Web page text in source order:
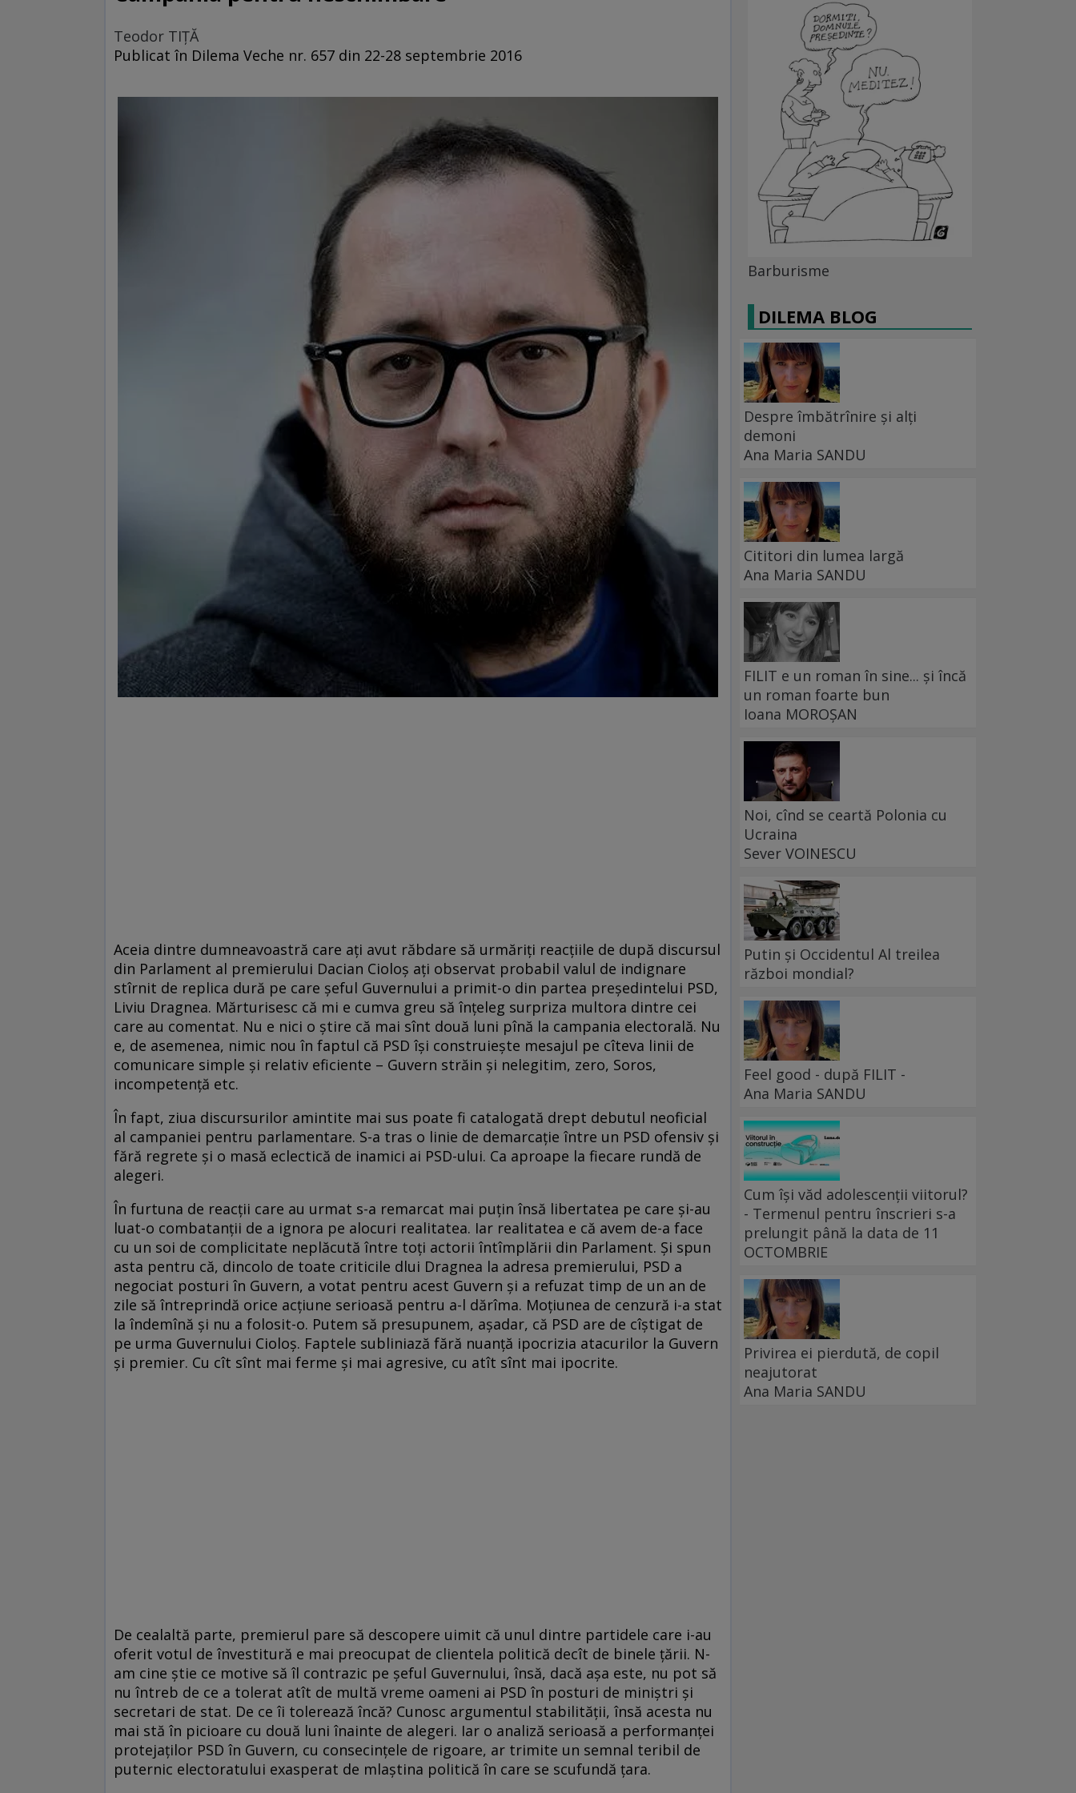
Teodor TIŢĂ
Publicat în Dilema Veche nr. 657 din 22-28 septembrie 2016
Aceia dintre dumneavoastră care ați avut răbdare să urmăriți reacțiile de după discursul
din Parlament al premierului Dacian Cioloș ați observat probabil valul de indignare
stîrnit de replica dură pe care șeful Guvernului a primit-o din partea președintelui PSD,
Liviu Dragnea. Mărturisesc că mi e cumva greu să înțeleg surpriza multora dintre cei
care au comentat. Nu e nici o știre că mai sînt două luni pînă la campania electorală. Nu
e, de asemenea, nimic nou în faptul că PSD își construiește mesajul pe cîteva linii de
comunicare simple și relativ eficiente – Guvern străin și nelegitim, zero, Soros,
incompetență etc.
În fapt, ziua discursurilor amintite mai sus poate fi catalogată drept debutul neoficial
al campaniei pentru parlamentare. S-a tras o linie de demarcație între un PSD ofensiv și
fără regrete și o masă eclectică de inamici ai PSD-ului. Ca aproape la fiecare rundă de
alegeri.
În furtuna de reacții care au urmat s-a remarcat mai puțin însă libertatea pe care și-au
luat-o combatanții de a ignora pe alocuri realitatea. Iar realitatea e că avem de-a face
cu un soi de complicitate neplăcută între toți actorii întîmplării din Parlament. Și spun
asta pentru că, dincolo de toate criticile dlui Dragnea la adresa premierului, PSD a
negociat posturi în Guvern, a votat pentru acest Guvern și a refuzat timp de un an de
zile să întreprindă orice acțiune serioasă pentru a-l dărîma. Moțiunea de cenzură i-a stat
la îndemînă și nu a folosit-o. Putem să presupunem, așadar, că PSD are de cîștigat de
pe urma Guvernului Cioloș. Faptele subliniază fără nuanță ipocrizia atacurilor la Guvern
și premier. Cu cît sînt mai ferme și mai agresive, cu atît sînt mai ipocrite.
De cealaltă parte, premierul pare să descopere uimit că unul dintre partidele care i-au
oferit votul de învestitură e mai preocupat de clientela politică decît de binele țării. N-
am cine știe ce motive să îl contrazic pe șeful Guvernului, însă, dacă așa este, nu pot să
nu întreb de ce a tolerat atît de multă vreme oameni ai PSD în posturi de miniștri și
secretari de stat. De ce îi tolerează încă? Cunosc argumentul stabilității, însă acesta nu
mai stă în picioare cu două luni înainte de alegeri. Iar o analiză serioasă a performanței
protejaților PSD în Guvern, cu consecințele de rigoare, ar trimite un semnal teribil de
puternic electoratului exasperat de mlaștina politică în care se scufundă țara.
Barburisme
DILEMA BLOG
Despre îmbătrînire și alți
demoni
Ana Maria SANDU
Cititori din lumea largă
Ana Maria SANDU
FILIT e un roman în sine... și încă
un roman foarte bun
Ioana MOROȘAN
Noi, cînd se ceartă Polonia cu
Ucraina
Sever VOINESCU
Putin și Occidentul Al treilea
război mondial?
Feel good - după FILIT -
Ana Maria SANDU
Cum își văd adolescenții viitorul?
- Termenul pentru înscrieri s-a
prelungit până la data de 11
OCTOMBRIE
Privirea ei pierdută, de copil
neajutorat
Ana Maria SANDU